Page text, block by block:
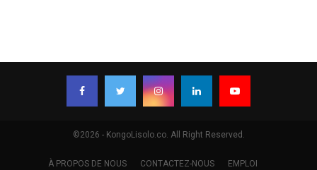
©2026 - KongoLisolo.co. All Right Reserved.
À PROPOS DE NOUS CONTACTEZ-NOUS EMPLOI